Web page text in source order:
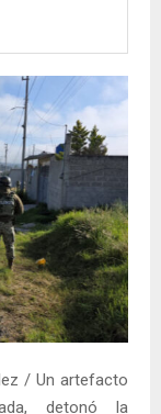
/ Un artefacto
detonó la